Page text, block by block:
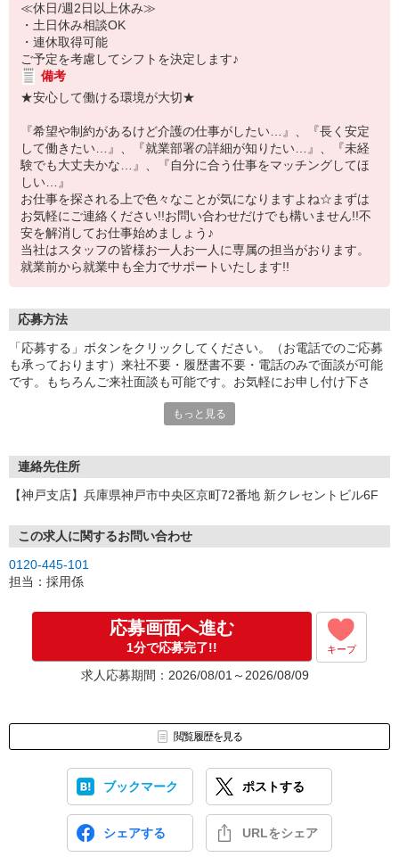
≪休日/週2日以上休み≫
・土日休み相談OK
・連休取得可能
ご予定を考慮してシフトを決定します♪
備考
★安心して働ける環境が大切★
『希望や制約があるけど介護の仕事がしたい…』、『長く安定
して働きたい…』、『就業部署の詳細が知りたい…』、『未経
験でも大丈夫かな…』、『自分に合う仕事をマッチングしてほ
しい…』
お仕事を探される上で色々なことが気になりますよね☆まずは
お気軽にご連絡ください!!お問い合わせだけでも構いません!!不
安を解消してお仕事始めましょう♪
当社はスタッフの皆様お一人お一人に専属の担当がおります。
就業前から就業中も全力でサポートいたします!!
応募方法
「応募する」ボタンをクリックしてください。（お電話でのご応募
も承っております）来社不要・履歴書不要・電話のみで面談が可能
です。もちろんご来社面談も可能です。お気軽にお申し付け下さ
もっと見る
連絡先住所
【神戸支店】兵庫県神戸市中央区京町72番地 新クレセントビル6F
この求人に関するお問い合わせ
0120-445-101
担当：採用係
応募画面へ進む
1分で応募完了!! キープ
求人応募期間：2026/08/01～2026/08/09
閲覧履歴を見る
ブックマーク ポストする
シェアする URLをシェア